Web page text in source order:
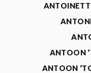
ANTOON
ANTOON